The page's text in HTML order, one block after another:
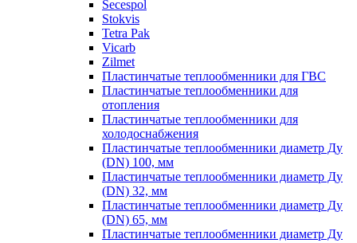
Secespol
Stokvis
Tetra Pak
Vicarb
Zilmet
Пластинчатые теплообменники для ГВС
Пластинчатые теплообменники для
отопления
Пластинчатые теплообменники для
холодоснабжения
Пластинчатые теплообменники диаметр Ду
(DN) 100, мм
Пластинчатые теплообменники диаметр Ду
(DN) 32, мм
Пластинчатые теплообменники диаметр Ду
(DN) 65, мм
Пластинчатые теплообменники диаметр Ду